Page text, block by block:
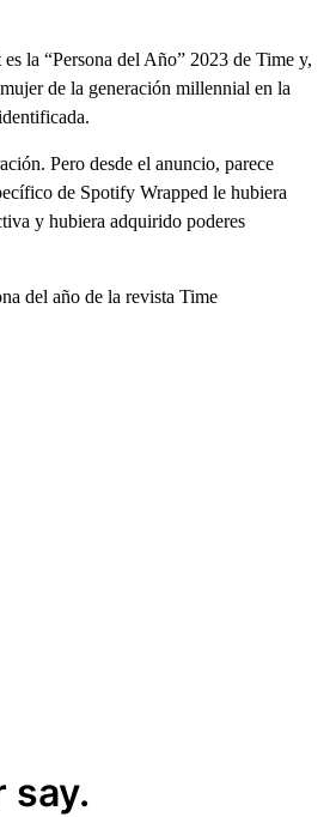
la “Persona del Año” 2023 de Time y,
de la generación millennial en la
Pero desde el anuncio, parece
de Spotify Wrapped le hubiera
y hubiera adquirido poderes
del año de la revista Time
say.